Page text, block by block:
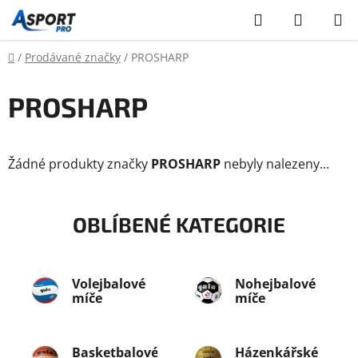
Přejít
na
obsah
Hledat
KOŠÍK
Domů
/ Prodávané značky / PROSHARP
PROSHARP
Žádné produkty značky PROSHARP nebyly nalezeny...
OBLÍBENÉ KATEGORIE
Volejbalové
míče
Nohejbalové
míče
Basketbalové
Házenkářské